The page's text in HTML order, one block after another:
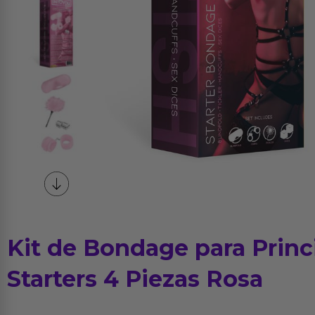
Kit de Bondage para
Starters 4 Piezas Rosa